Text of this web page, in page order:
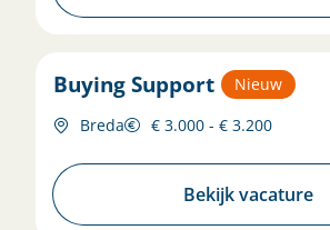
Buying Support
Nieuw
Breda
€ 3.000 - € 3.200
Bekijk vacature